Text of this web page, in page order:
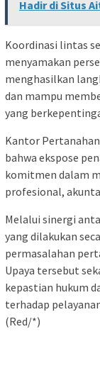
Hadir di Situs
Koordinasi lintas
menyamakan
menghasilkan
dan mampu
yang
Kantor
bahwa ekspose
komitmen dalam
profesional,
Melalui sinergi
yang dilakukan
permasalahan
Upaya tersebut
kepastian hukum
terhadap
(Red/*)